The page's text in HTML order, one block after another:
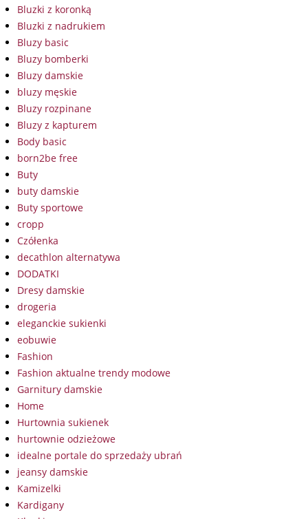
Bluzki z koronką
Bluzki z nadrukiem
Bluzy basic
Bluzy bomberki
Bluzy damskie
bluzy męskie
Bluzy rozpinane
Bluzy z kapturem
Body basic
born2be free
Buty
buty damskie
Buty sportowe
cropp
Czółenka
decathlon alternatywa
DODATKI
Dresy damskie
drogeria
eleganckie sukienki
eobuwie
Fashion
Fashion aktualne trendy modowe
Garnitury damskie
Home
Hurtownia sukienek
hurtownie odzieżowe
idealne portale do sprzedaży ubrań
jeansy damskie
Kamizelki
Kardigany